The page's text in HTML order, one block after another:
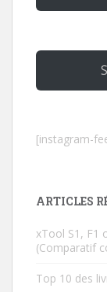
[instagram-
ARTICLES
xTool S1, F1
(Comparatif
Top 10 des